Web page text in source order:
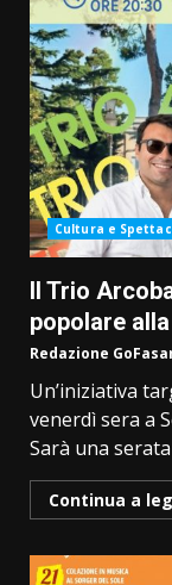
Cultura e
Il Trio
popolare
Redazione
Un’iniziativa
venerdì sera a
Sarà una serata
Continua a